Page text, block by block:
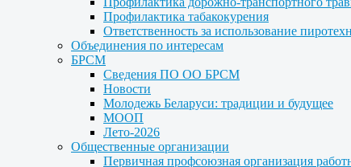
Профилактика табакокурения
Ответственность за использование
Объединения по интересам
БРСМ
Сведения ПО ОО БРСМ
Новости
Молодежь Беларуси: традиции и будущее
МООП
Лето-2026
Общественные организации
Первичная профсоюзная организация